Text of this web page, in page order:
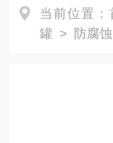
当前位置：
罐 > 防腐